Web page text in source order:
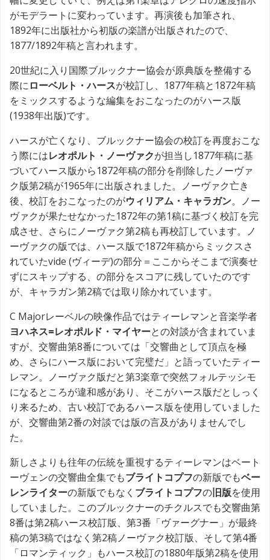
がモデラートに変わっています。再演後も加筆され、
1892年に出版社から初版の楽譜が出版されたので、
1877/1892年稿と言われます。
20世紀に入り国際ブルックナー協会が原典版を整備する
際にローベルト・ハースが校訂し、1877年稿と1872年稿
をミックスするような編集をおこなったのがハース版
(1938年出版)です。
ハースが亡くなり、ブルックナー協会の校訂を再度おこな
う際にはレオポルト・ノーヴァクが担当し1877年稿に基
づいてハース版から1872年稿の部分を削除したノーヴァ
ク版第2稿が1965年に出版されました。ノーヴァク亡き
後、校訂をおこなったのがウィリアム・キャラガン。ノー
ヴァクが果たせなかった1872年の第1稿に基づく校訂を完
成させ、さらにノーヴァク第2稿も再校訂しています。ノ
ーヴァクの版では、ハース版で1872年稿からミックスさ
れていたvide (ヴィーデ)の部分＝ここからそこまで演奏せ
ずにスキップする、の部分をスコアに残していたのです
が、キャラガン第2稿では取り除かれています。
C Majorレーベルの映像作品ではティーレマンと音楽学者
ヨハネス=レオポルド・マイヤーとの対談が含まれていま
すが、交響曲第8番については「交響曲として頂点を極
め、さらにハース版において完璧だ」と語っていたティー
レマン。ノーヴァク版だと第3楽章で突然フォルテッシモ
になるところが違和感があり、そこがハース版だとしっく
り来るため、古い校訂であるハース版を使用していました
が、交響曲第2番の対談では版の言及がありませんでし
た。
新しさよりも往年の伝統を重視するティーレマンはベート
ーヴェンの交響曲全集でもブライトコプフの新版でもベー
レンライターの新版でもなく ブライトコプフの旧版を使用
していました。このブルックナーのチクルスでも交響曲第
8番は第2稿ハース校訂版、第3番「ヴァーグナー」が最終
稿の第3稿ではなく第2稿ノーヴァク校訂版、そして第4番
「ロマンティック」もハース校訂の1880年版第2稿を使用